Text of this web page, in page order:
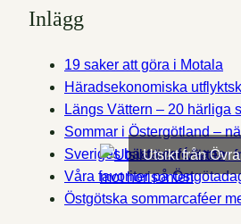
Utsikt från
Inlägg
19 saker att göra i Motala
Häradsekonomiska
Längs Vättern – 20 härliga
Sommar i Östergötland –
Sveriges bästa café-karta
Våra favoriter på
Östgötska sommarcaféer